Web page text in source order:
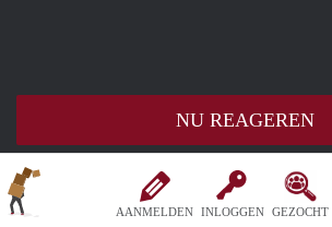
AANMELDEN INLOGGEN GEZOCHT
NU REAGEREN